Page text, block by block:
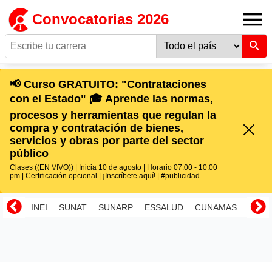
Convocatorias 2026
📢 Curso GRATUITO: "Contrataciones
con el Estado" 🎓 Aprende las normas,
procesos y herramientas que regulan la
compra y contratación de bienes,
servicios y obras por parte del sector
público
Clases ((EN VIVO)) | Inicia 10 de agosto | Horario 07:00 - 10:00
pm | Certificación opcional | ¡Inscríbete aquí! | #publicidad
INEI SUNAT SUNARP ESSALUD CUNAMAS